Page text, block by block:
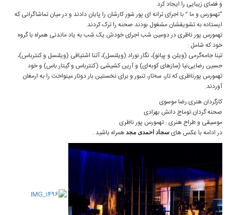
و فضای زیبایی را ایجاد کرد.
“تهمورس و ما ” با اجرای ترانه ای پور شور کارشان را پایان دادند و در میان تماشاگرانی که
ایستاده به تشویقشان مشغول بودند صحنه را ترک کردند.
تهمورس پور ناظری در دومین شب اجرای خودش یک شب به یاد ماندنی همراه با گروه
خود که شامل :
تینا جامه‌گرمی (ویلن و پیانو)، نگار نوراد (ویلنسل)، آتنا اشتیاقی‌ (ویلنسل و کنترباس)،
حسین رضایی‌نیا (سازهای کوبه‌ای) و آرین کشیشی (کنترباس و گیتار باس) و خود
تهمورس پورناظری که تار،‌ سه‌تار، تنبور و برای نخستین بار دوتار مینواخت را به ارمغان
آوردند.
کارگردان هنری:رضا موسوی
صحنه گردان:توماج دانش بهزادی
موسیقی و طراح هنری : تهمورس پور ناظری
در ادامه با عکس های سجاد احمدی مجد همراه باشید .